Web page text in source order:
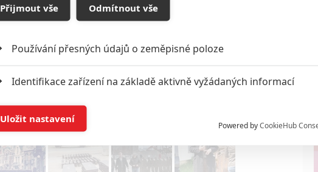
Přijmout vše Odmítnout vše
Používání přesných údajů o zeměpisné poloze
Identifikace zařízení na základě aktivně vyžádaných informací
Ukládání a/nebo přístup k informacím v zařízení
Reklama založená na omezených údajích a měření reklamy
Powered byCookieHub
Uložit nastavení